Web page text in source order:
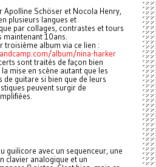
Apolline Schöser et Nocola Henry,
plusieurs langues et
par collages, contrastes et tours
maintenant 10ans.
troisième album via ce lien :
album/nina-harker
sont traités de façon bien
mise en scène autant que les
de guitare si bien que de leurs
peuvent surgir de
guilicore avec un sequenceur, une
clavier analogique et un